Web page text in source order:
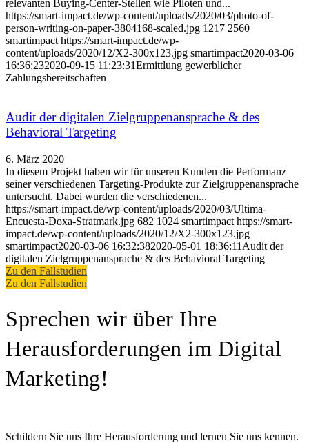
relevanten Buying-Center-Stellen wie Piloten und...
https://smart-impact.de/wp-content/uploads/2020/03/photo-of-
person-writing-on-paper-3804168-scaled.jpg 1217 2560
smartimpact https://smart-impact.de/wp-
content/uploads/2020/12/X2-300x123.jpg smartimpact2020-03-06
16:36:232020-09-15 11:23:31Ermittlung gewerblicher
Zahlungsbereitschaften
Audit der digitalen Zielgruppenansprache & des
Behavioral Targeting
6. März 2020
In diesem Projekt haben wir für unseren Kunden die Performanz
seiner verschiedenen Targeting-Produkte zur Zielgruppenansprache
untersucht. Dabei wurden die verschiedenen...
https://smart-impact.de/wp-content/uploads/2020/03/Ultima-
Encuesta-Doxa-Stratmark.jpg 682 1024 smartimpact https://smart-
impact.de/wp-content/uploads/2020/12/X2-300x123.jpg
smartimpact2020-03-06 16:32:382020-05-01 18:36:11 Audit der
digitalen Zielgruppenansprache & des Behavioral Targeting
Zu den Fallstudien
Zu den Fallstudien
Sprechen wir über Ihre
Herausforderungen im Digital
Marketing!
Schildern Sie uns Ihre Herausforderung und lernen Sie uns kennen.